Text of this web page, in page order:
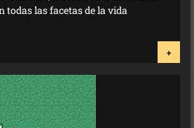
todas las facetas de la vida
+